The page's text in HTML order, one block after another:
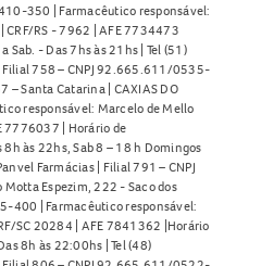
350 | Farmacêutico responsável:
RS - 7962 | AFE 7734473
Sab. - Das 7hs às 21hs | Tel (51)
758 – CNPJ 92.665.611/0535-
– Santa Catarina | CAXIAS DO
responsável: Marcelo de Mello
7776037 | Horário de
às 22hs, Sab 8 – 18 h Domingos
Farmácias | Filial 791 – CNPJ
Espezim, 222 - Saco dos
400 | Farmacêutico responsável:
SC 20284 | AFE 7841362 |Horário
8h às 22:00hs | Tel (48)